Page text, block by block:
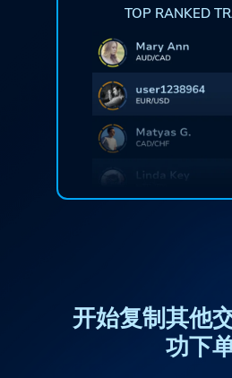
TOP RANKED
开始复制其他
功下